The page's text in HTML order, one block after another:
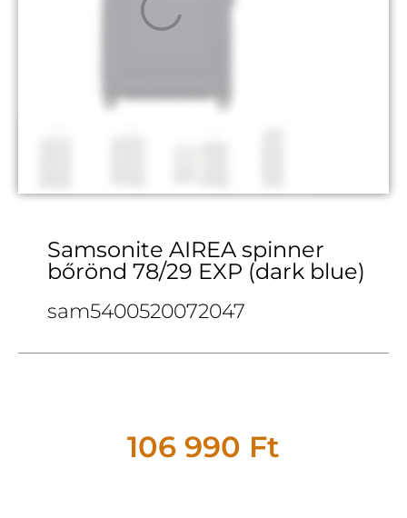
Samsonite AIREA spinner
bőrönd 78/29 EXP (dark blue)
sam5400520072047
106 990 Ft